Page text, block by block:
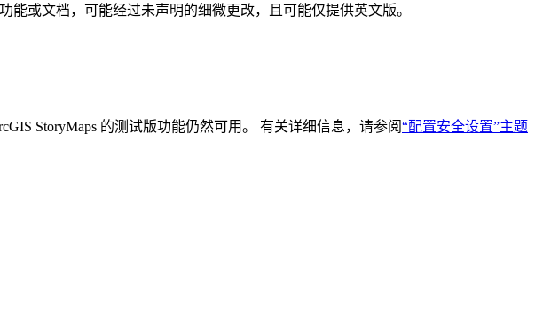
能或文档，可能经过未声明的细微更改，且可能仅提供英文版。
StoryMaps 的测试版功能仍然可用。 有关详细信息，请参阅“配置安全设置”主题